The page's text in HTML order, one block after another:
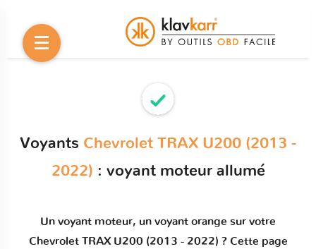
Voyants Chevrolet TRAX U200 (2013 -
2022) : voyant moteur allumé
Un voyant moteur, un voyant orange sur votre
Chevrolet TRAX U200 (2013 - 2022) ? Cette page